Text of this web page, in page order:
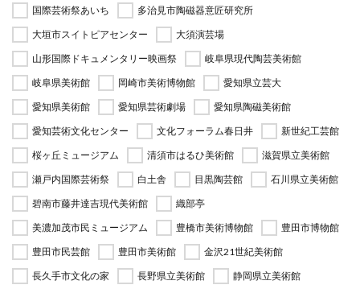
国際芸術祭あいち
多治見市陶磁器意匠研究所
大垣市スイトピアセンター
大須演芸場
山形国際ドキュメンタリー映画祭
岐阜県現代陶芸美術館
岐阜県美術館
岡崎市美術博物館
愛知県立芸大
愛知県美術館
愛知県芸術劇場
愛知県陶磁美術館
愛知芸術文化センター
文化フォーラム春日井
新世紀工芸館
桜ヶ丘ミュージアム
清須市はるひ美術館
滋賀県立美術館
瀬戸内国際芸術祭
白土舎 目黒陶芸館
石川県立美術館
碧南市藤井達吉現代美術館
織部亭
美濃加茂市民ミュージアム
豊橋市美術博物館
豊田市博物館
豊田市民芸館
豊田市美術館
金沢21世紀美術館
長久手市文化の家
長野県立美術館 静岡県立美術館